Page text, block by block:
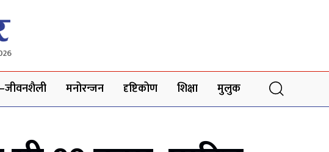
मनोरन्जन दृष्टिकोण शिक्षा मुलुक